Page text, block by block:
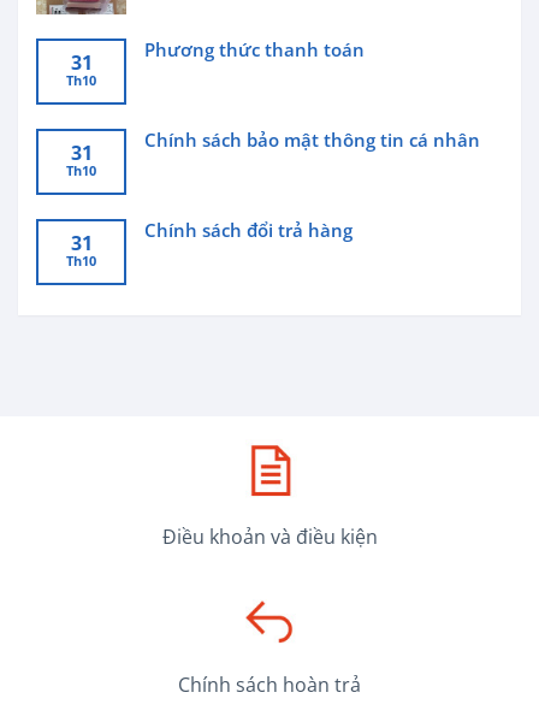
31
Th10
Phương thức thanh toán
31
Th10
Chính sách bảo mật thông tin cá nhân
31
Th10
Chính sách đổi trả hàng
Điều khoản và điều kiện
Chính sách hoàn trả